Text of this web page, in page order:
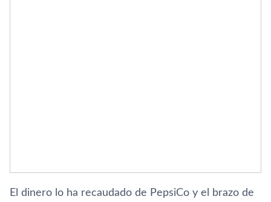
El dinero lo ha recaudado de PepsiCo y el brazo de